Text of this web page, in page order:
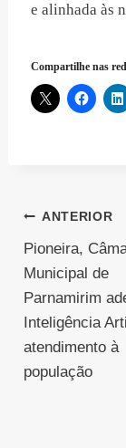
e alinhada às
Compartilhe nas
de
Post
ANTERIOR
Pioneira,
Municipal de
Parnamirim
Inteligência
atendimento à
população